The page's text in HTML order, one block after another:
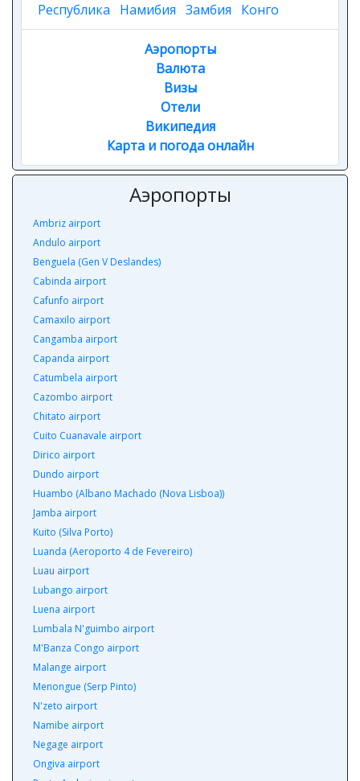
Республика
Намибия Замбия Конго
Аэропорты
Валюта
Визы
Отели
Википедия
Карта и погода онлайн
Аэропорты
Ambriz airport
Andulo airport
Benguela (Gen V Deslandes)
Cabinda airport
Cafunfo airport
Camaxilo airport
Cangamba airport
Capanda airport
Catumbela airport
Cazombo airport
Chitato airport
Cuito Cuanavale airport
Dirico airport
Dundo airport
Huambo (Albano Machado (Nova Lisboa))
Jamba airport
Kuito (Silva Porto)
Luanda (Aeroporto 4 de Fevereiro)
Luau airport
Lubango airport
Luena airport
Lumbala N'guimbo airport
M'Banza Congo airport
Malange airport
Menongue (Serp Pinto)
N'zeto airport
Namibe airport
Negage airport
Ongiva airport